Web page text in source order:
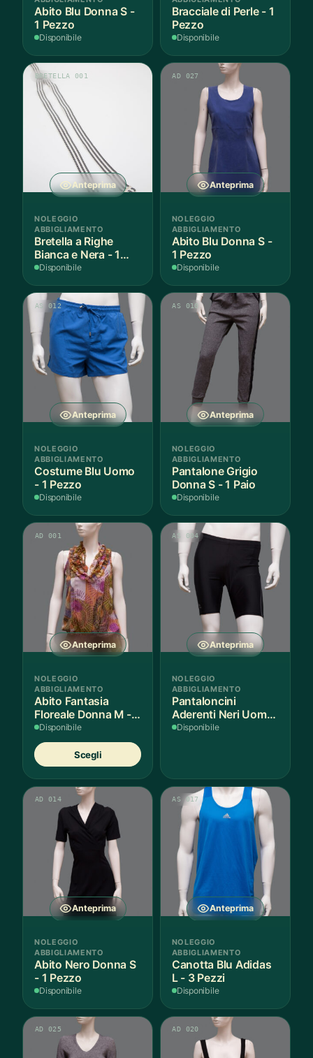
Abito Blu Donna S -
1 Pezzo
Disponibile
Bracciale di Perle - 1
Pezzo
Disponibile
Anteprima
BRETELLA 001
NOLEGGIO
ABBIGLIAMENTO
Bretella a Righe
Bianca e Nera - 1
Pezzo
Disponibile
Anteprima
AD 027
NOLEGGIO
ABBIGLIAMENTO
Abito Blu Donna S -
1 Pezzo
Disponibile
Anteprima
AS 012
NOLEGGIO
ABBIGLIAMENTO
Costume Blu Uomo
- 1 Pezzo
Disponibile
Anteprima
AS 010
NOLEGGIO
ABBIGLIAMENTO
Pantalone Grigio
Donna S - 1 Paio
Disponibile
Anteprima
AD 001
NOLEGGIO
ABBIGLIAMENTO
Abito Fantasia
Floreale Donna M - 1
Pezzo
Disponibile
Scegli
prodotto
ha
più
varianti.
possono
pagina
prodotto
Anteprima
AS 004
NOLEGGIO
ABBIGLIAMENTO
Pantaloncini
Aderenti Neri Uomo
S - 2 Paia
Disponibile
Anteprima
AD 014
NOLEGGIO
ABBIGLIAMENTO
Abito Nero Donna S
- 1 Pezzo
Disponibile
Anteprima
AS 017
NOLEGGIO
ABBIGLIAMENTO
Canotta Blu Adidas
L - 3 Pezzi
Disponibile
AD 025 AD 020